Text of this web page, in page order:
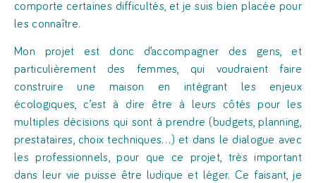
comporte certaines difficultés, et je suis bien placée pour
les connaître.
Mon projet est donc d’accompagner des gens, et
particulièrement des femmes, qui voudraient faire
construire une maison en intégrant les enjeux
écologiques, c’est à dire être à leurs côtés pour les
multiples décisions qui sont à prendre (budgets, planning,
prestataires, choix techniques…) et dans le dialogue avec
les professionnels, pour que ce projet, très important
dans leur vie puisse être ludique et léger. Ce faisant, je